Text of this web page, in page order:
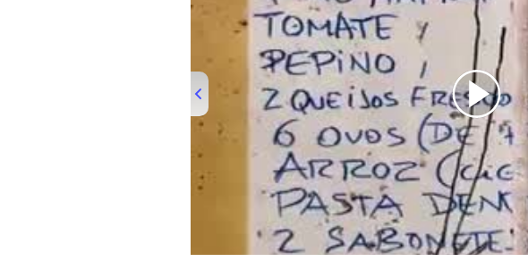
00:00/00:22 Metro Quinta das Conchas in Lisbon